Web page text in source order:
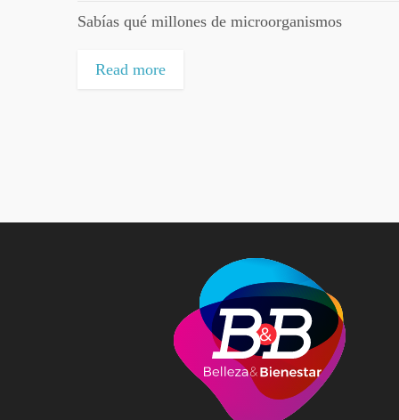
Sabías qué millones de microorganismos
Read more